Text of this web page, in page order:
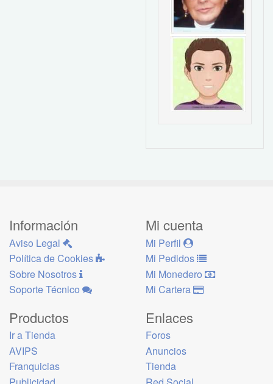
Información
Aviso Legal
Política de Cookies
Sobre Nosotros
Soporte Técnico
Mi cuenta
Mi Perfil
Mi Pedidos
Mi Monedero
Mi Cartera
Productos
Ir a Tienda
AVIPS
Franquicias
Enlaces
Foros
Anuncios
Tienda